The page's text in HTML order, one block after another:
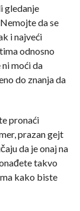
gledanje
da se
i najveći
odnosno
moći da
do znanja da
pronaći
prazan gejt
da je onaj na
takvo
kako biste